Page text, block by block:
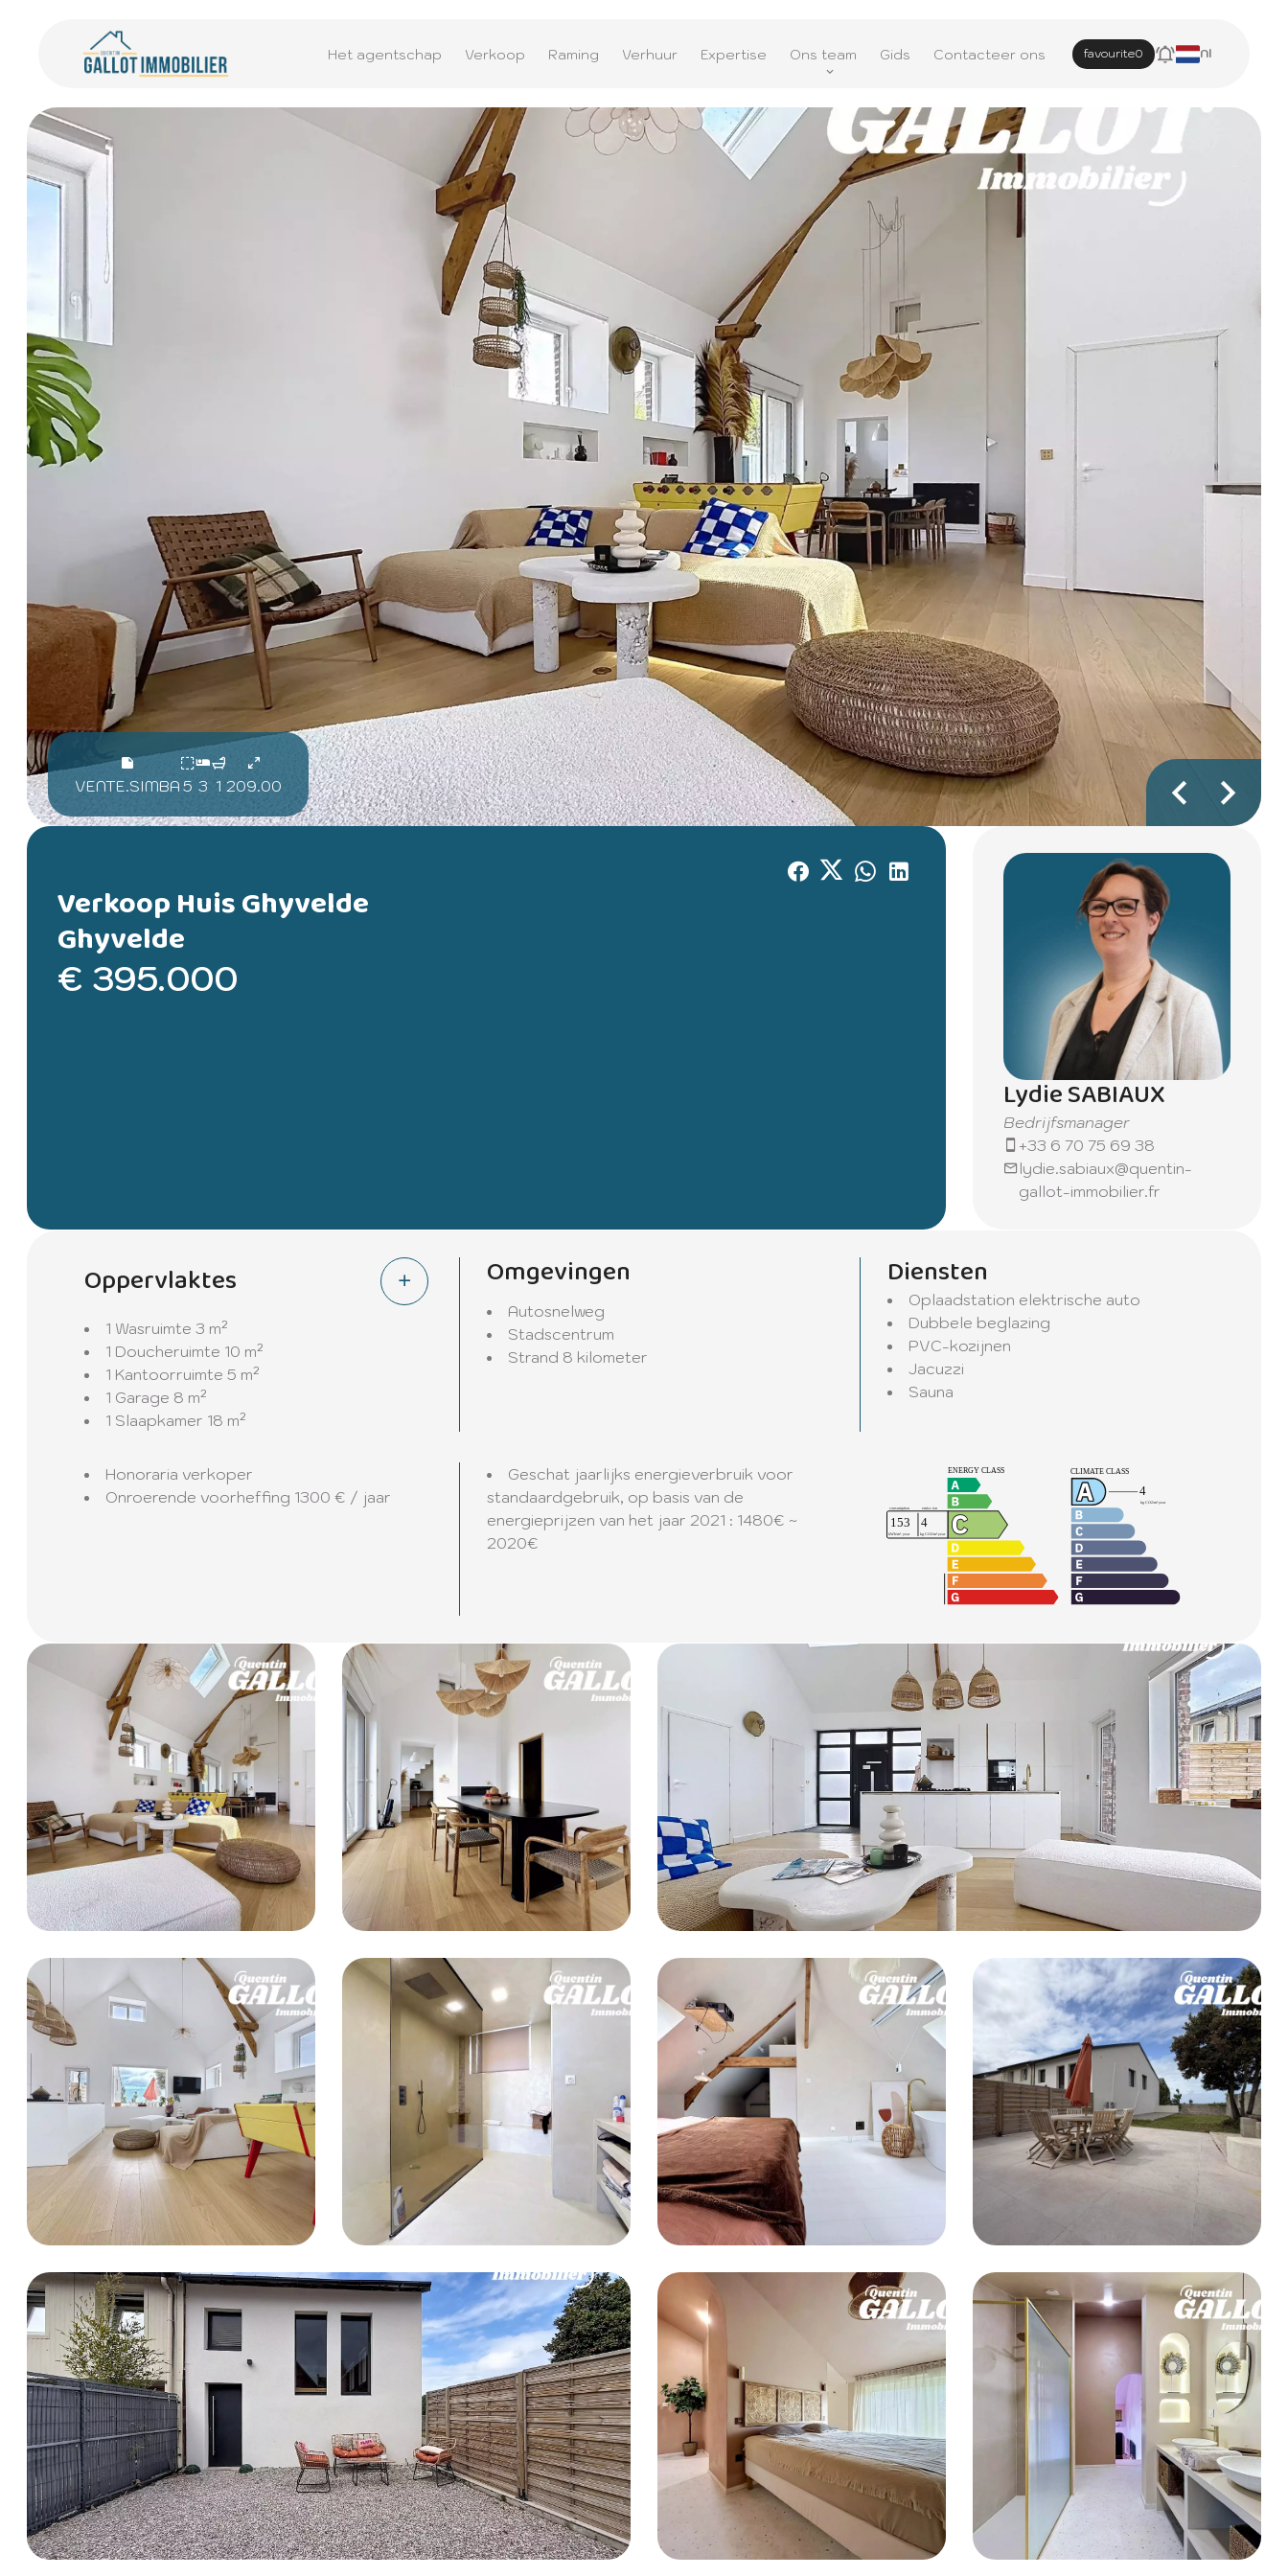
Het agentschap Verkoop Raming Verhuur Expertise Ons team Gids Contacteer ons favourite0 Nl
VENTE.SIMBA 5 3 1 209.00
Verkoop Huis Ghyvelde
Ghyvelde
€ 395.000
Lydie SABIAUX
Bedrijfsmanager
+33 6 70 75 69 38
lydie.sabiaux@quentin-
gallot-immobilier.fr
Oppervlaktes
1 Wasruimte 3 m²
1 Doucheruimte 10 m²
1 Kantoorruimte 5 m²
1 Garage 8 m²
1 Slaapkamer 18 m²
Omgevingen
Autosnelweg
Stadscentrum
Strand 8 kilometer
Diensten
Oplaadstation elektrische auto
Dubbele beglazing
PVC-kozijnen
Jacuzzi
Sauna
Honoraria verkoper
Onroerende voorheffing 1300 € / jaar
Geschat jaarlijks energieverbruik voor
standaardgebruik, op basis van de
energieprijzen van het jaar 2021 : 1480€ ~
2020€